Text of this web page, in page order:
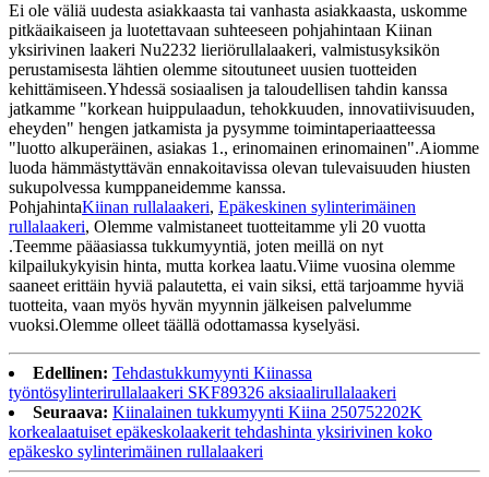
Ei ole väliä uudesta asiakkaasta tai vanhasta asiakkaasta, uskomme
pitkäaikaiseen ja luotettavaan suhteeseen pohjahintaan Kiinan
yksirivinen laakeri Nu2232 lieriörullalaakeri, valmistusyksikön
perustamisesta lähtien olemme sitoutuneet uusien tuotteiden
kehittämiseen.Yhdessä sosiaalisen ja taloudellisen tahdin kanssa
jatkamme "korkean huippulaadun, tehokkuuden, innovatiivisuuden,
eheyden" hengen jatkamista ja pysymme toimintaperiaatteessa
"luotto alkuperäinen, asiakas 1., erinomainen erinomainen".Aiomme
luoda hämmästyttävän ennakoitavissa olevan tulevaisuuden hiusten
sukupolvessa kumppaneidemme kanssa.
PohjahintaKiinan rullalaakeri, Epäkeskinen sylinterimäinen
rullalaakeri, Olemme valmistaneet tuotteitamme yli 20 vuotta
.Teemme pääasiassa tukkumyyntiä, joten meillä on nyt
kilpailukykyisin hinta, mutta korkea laatu.Viime vuosina olemme
saaneet erittäin hyviä palautetta, ei vain siksi, että tarjoamme hyviä
tuotteita, vaan myös hyvän myynnin jälkeisen palvelumme
vuoksi.Olemme olleet täällä odottamassa kyselyäsi.
Edellinen: Tehdastukkumyynti Kiinassa
työntösylinterirullalaakeri SKF89326 aksiaalirullalaakeri
Seuraava: Kiinalainen tukkumyynti Kiina 250752202K
korkealaatuiset epäkeskolaakerit tehdashinta yksirivinen koko
epäkesko sylinterimäinen rullalaakeri